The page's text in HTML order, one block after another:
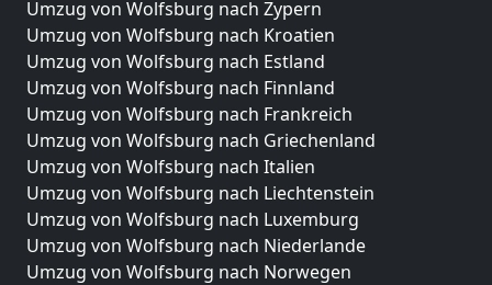
Umzug von Wolfsburg nach Zypern
Umzug von Wolfsburg nach Kroatien
Umzug von Wolfsburg nach Estland
Umzug von Wolfsburg nach Finnland
Umzug von Wolfsburg nach Frankreich
Umzug von Wolfsburg nach Griechenland
Umzug von Wolfsburg nach Italien
Umzug von Wolfsburg nach Liechtenstein
Umzug von Wolfsburg nach Luxemburg
Umzug von Wolfsburg nach Niederlande
Umzug von Wolfsburg nach Norwegen